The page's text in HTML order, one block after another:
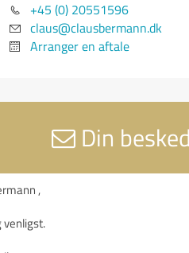
+45 (0) 20551596
claus@clausbermann.dk
Arranger en aftale
Din